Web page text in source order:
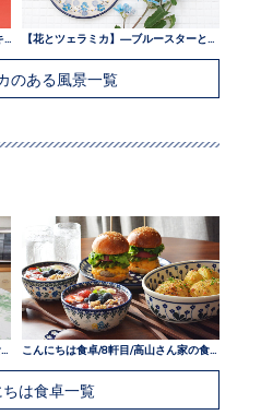
のある風景一覧
こんにちは食卓/9軒目/本橋さん家の食卓
ちは食卓一覧